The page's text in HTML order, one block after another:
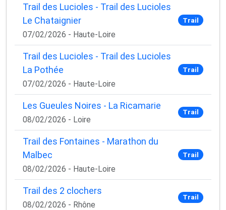
Trail des Lucioles - Trail des Lucioles
Le Chataignier
07/02/2026 - Haute-Loire
Trail
Trail des Lucioles - Trail des Lucioles
La Pothée
07/02/2026 - Haute-Loire
Trail
Les Gueules Noires - La Ricamarie
08/02/2026 - Loire
Trail
Trail des Fontaines - Marathon du
Malbec
08/02/2026 - Haute-Loire
Trail
Trail des 2 clochers
08/02/2026 - Rhône
Trail